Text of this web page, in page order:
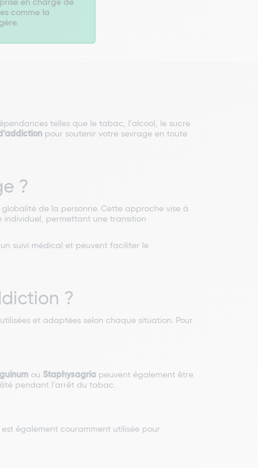
en charge de
comme la
telles que le tabac, l’alcool, le sucre
pour soutenir votre sevrage en toute
?
de la personne. Cette approche vise à
individuel, permettant une transition
suivi médical et peuvent faciliter le
?
et adaptées selon chaque situation. Pour
ou Staphysagria peuvent également être
pendant l’arrêt du tabac.
est également couramment utilisée pour